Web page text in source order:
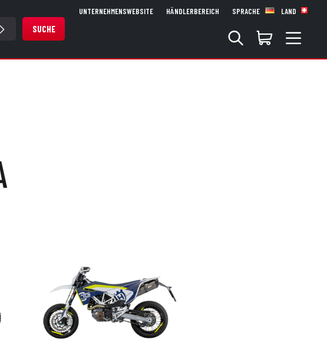
SUCHE
UNTERNEHMENSWEBSITE HÄNDLERBEREICH SPRACHE LAND